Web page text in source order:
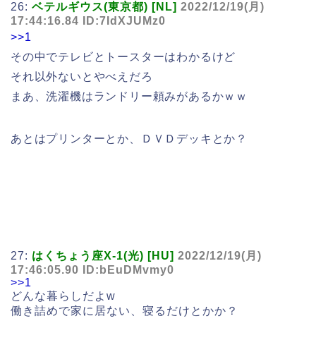
26: ベテルギウス(東京都) [NL] 2022/12/19(月)
17:44:16.84 ID:7IdXJUMz0
>>1
その中でテレビとトースターはわかるけど
それ以外ないとやべえだろ
まあ、洗濯機はランドリー頼みがあるかｗｗ
あとはプリンターとか、ＤＶＤデッキとか？
27: はくちょう座X-1(光) [HU] 2022/12/19(月)
17:46:05.90 ID:bEuDMvmy0
>>1
どんな暮らしだよw
働き詰めで家に居ない、寝るだけとかか？